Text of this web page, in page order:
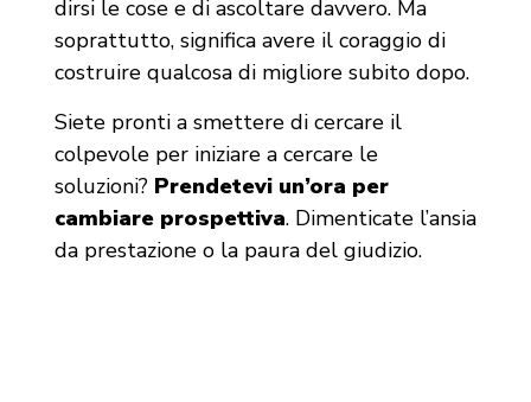
dirsi le cose e di ascoltare davvero. Ma
soprattutto, significa avere il coraggio di
costruire qualcosa di migliore subito dopo.
Siete pronti a smettere di cercare il
colpevole per iniziare a cercare le
soluzioni? Prendetevi un’ora per
cambiare prospettiva. Dimenticate l’ansia
da prestazione o la paura del giudizio.